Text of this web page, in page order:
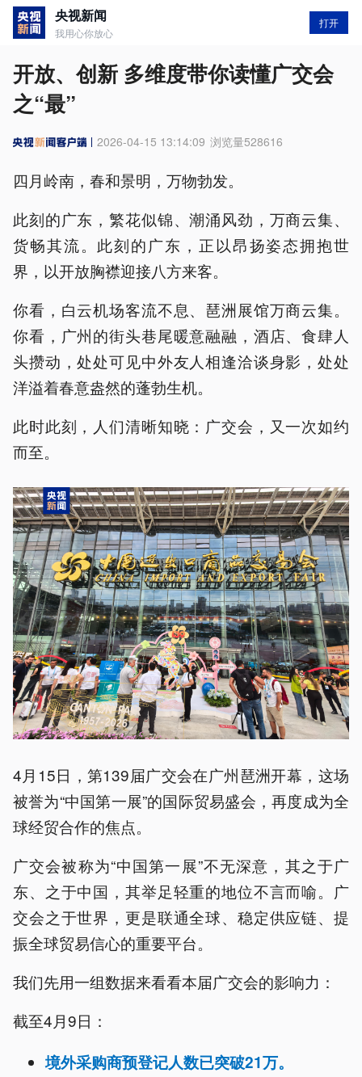
央视新闻
我用心你放心
打开
开放、创新 多维度带你读懂广交会
之“最”
2026-04-15 13:14:09 浏览量528616
四月岭南，春和景明，万物勃发。
此刻的广东，繁花似锦、潮涌风劲，万商云集、
货畅其流。此刻的广东，正以昂扬姿态拥抱世
界，以开放胸襟迎接八方来客。
你看，白云机场客流不息、琶洲展馆万商云集。
你看，广州的街头巷尾暖意融融，酒店、食肆人
头攒动，处处可见中外友人相逢洽谈身影，处处
洋溢着春意盎然的蓬勃生机。
此时此刻，人们清晰知晓：广交会，又一次如约
而至。
4月15日，第139届广交会在广州琶洲开幕，这场
被誉为“中国第一展”的国际贸易盛会，再度成为全
球经贸合作的焦点。
广交会被称为“中国第一展”不无深意，其之于广
东、之于中国，其举足轻重的地位不言而喻。广
交会之于世界，更是联通全球、稳定供应链、提
振全球贸易信心的重要平台。
我们先用一组数据来看看本届广交会的影响力：
截至4月9日：
境外采购商预登记人数已突破21万。